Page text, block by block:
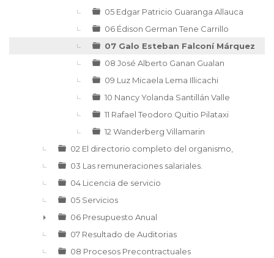
05 Edgar Patricio Guaranga Allauca
06 Édison German Tene Carrillo
07 Galo Esteban Falconí Márquez
08 José Alberto Ganan Gualan
09 Luz Micaela Lema Illicachi
10 Nancy Yolanda Santillán Valle
11 Rafael Teodoro Quitio Pilataxi
12 Wanderberg Villamarin
02 El directorio completo del organismo,
03 Las remuneraciones salariales.
04 Licencia de servicio
05 Servicios
►
06 Presupuesto Anual
07 Resultado de Auditorias
08 Procesos Precontractuales